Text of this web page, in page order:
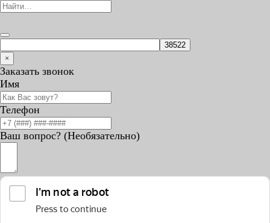
×
Заказать звонок
Имя
Телефон
Ваш вопрос? (Необязательно)